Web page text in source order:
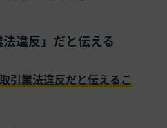
違反」だと伝える
引業法違反だと伝えるこ